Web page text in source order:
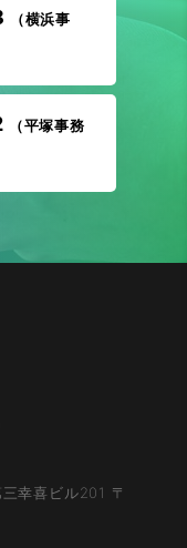
（横浜事
（平塚事務
幸喜ビル201 〒